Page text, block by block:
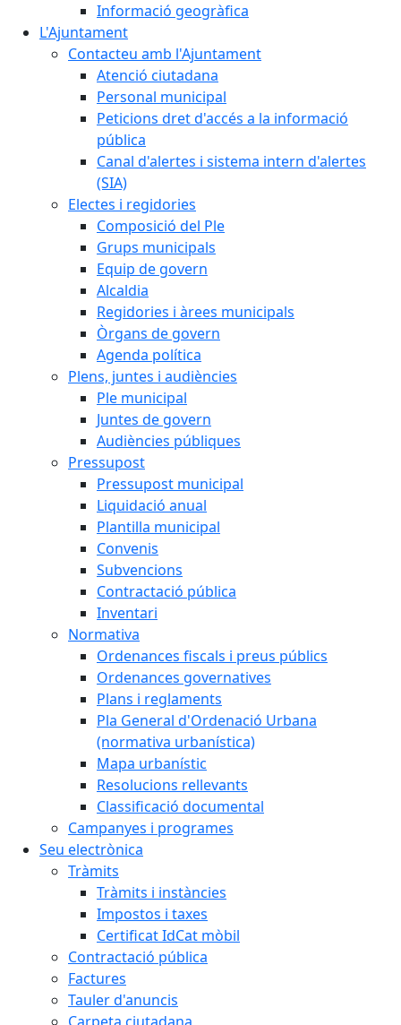
Informació geogràfica
L'Ajuntament
Contacteu amb l'Ajuntament
Atenció ciutadana
Personal municipal
Peticions dret d'accés a la informació
pública
Canal d'alertes i sistema intern d'alertes
(SIA)
Electes i regidories
Composició del Ple
Grups municipals
Equip de govern
Alcaldia
Regidories i àrees municipals
Òrgans de govern
Agenda política
Plens, juntes i audiències
Ple municipal
Juntes de govern
Audiències públiques
Pressupost
Pressupost municipal
Liquidació anual
Plantilla municipal
Convenis
Subvencions
Contractació pública
Inventari
Normativa
Ordenances fiscals i preus públics
Ordenances governatives
Plans i reglaments
Pla General d'Ordenació Urbana
(normativa urbanística)
Mapa urbanístic
Resolucions rellevants
Classificació documental
Campanyes i programes
Seu electrònica
Tràmits
Tràmits i instàncies
Impostos i taxes
Certificat IdCat mòbil
Contractació pública
Factures
Tauler d'anuncis